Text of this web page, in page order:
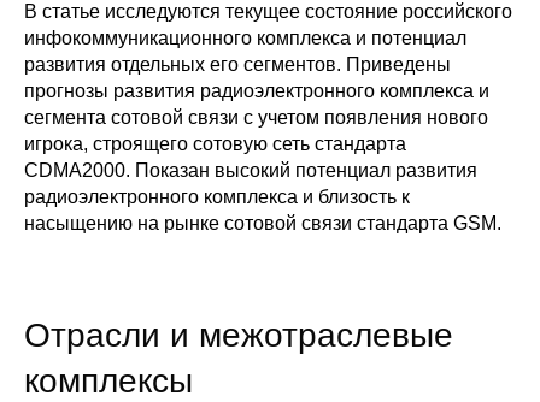
Информация для авторов
Общие требования
Стандарты оформления
Семинары
Энергетический семинар
ЦДУ
В статье исследуются текущее состояние российского
инфокоммуникационного комплекса и потенциал
развития отдельных его сегментов. Приведены
прогнозы развития радиоэлектронного комплекса и
сегмента сотовой связи с учетом появления нового
игрока, строящего сотовую сеть стандарта
CDMA2000. Показан высокий потенциал развития
радиоэлектронного комплекса и близость к
насыщению на рынке сотовой связи стандарта GSM.
Отрасли и межотраслевые
комплексы